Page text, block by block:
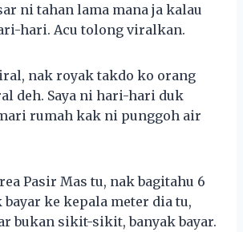
ni tahan lama mana ja kalau
hari. Acu tolong viralkan.
nak royak takdo ko orang
deh. Saya ni hari-hari duk
rumah kak ni punggoh air
Pasir Mas tu, nak bagitahu 6
bayar ke kepala meter dia tu,
bukan sikit-sikit, banyak bayar.